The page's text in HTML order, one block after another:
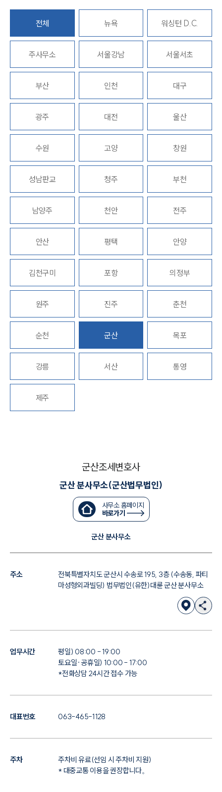
고객의 소리
통합검색
AI대륜
업무사례
사례분석/최신동향
법률정보
법률지식인
고객후기
업무분야
전체
구성원 소개
소식/자료
언론보도
공지사항
법률 블로그
법률서식
세미나
대륜법률상담예약
전체 뉴욕 워싱턴 D.C.
주사무소 서울강남 서울서초
부산 인천 대구
광주 대전 울산
수원 고양 창원
성남판교 청주 부천
남양주 천안 전주
안산 평택 안양
김천구미 포항 의정부
원주 진주 춘천
순천 군산 목포
강릉 서산 통영
제주
군산조세변호사
군산 분사무소(군산법무법인)
사무소 홈페이지
바로가기
군산 분사무소
주소
전북특별자치도 군산시 수송로 195, 3층 (수송동, 파티
마성형외과빌딩) 법무법인(유한)대륜 군산 분사무소
업무시간
평일) 08:00 - 19:00
토요일·공휴일) 10:00 - 17:00
*전화상담 24시간 접수 가능
대표번호 063-465-1128
주차
주차비 유료(선임 시 주차비 지원)
* 대중교통 이용을 권장합니다。